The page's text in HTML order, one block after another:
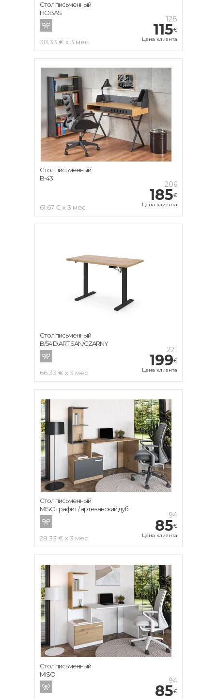
128
115€
Цена клиента
38.33 € x 3 мес.
Стол письменный
HOBAS
206
185€
Цена клиента
61.67 € x 3 мес.
Стол письменный
B-43
221
199€
Цена клиента
66.33 € x 3 мес.
Стол письменный
B/54 D.ARTISAN/CZARNY
94
85€
Цена клиента
28.33 € x 3 мес.
Стол письменный
MISO графит / артезанский дуб
94
85€
Стол письменный
MISO